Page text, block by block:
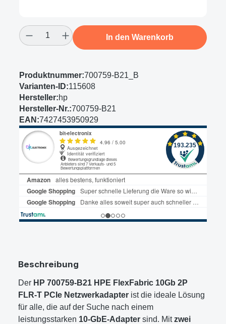
Produkt Anzahl: Gib den gewünschten
In den Warenkorb
Produktnummer:700759-B21_B
Varianten-ID:115608
Hersteller:hp
Hersteller-Nr.:700759-B21
EAN:7427453950929
Beschreibung
Der HP 700759-B21 HPE FlexFabric 10Gb 2P
FLR-T PCIe Netzwerkadapter ist die ideale Lösung
für alle, die auf der Suche nach einem
leistungsstarken 10-GbE-Adapter sind. Mitzwei